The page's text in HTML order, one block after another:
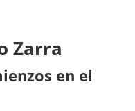
Zarra
en el